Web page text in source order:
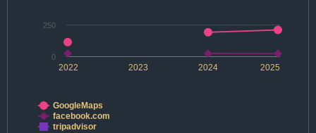
2022 2024
2023 2025
0
250
GoogleMaps
facebook.com
tripadvisor